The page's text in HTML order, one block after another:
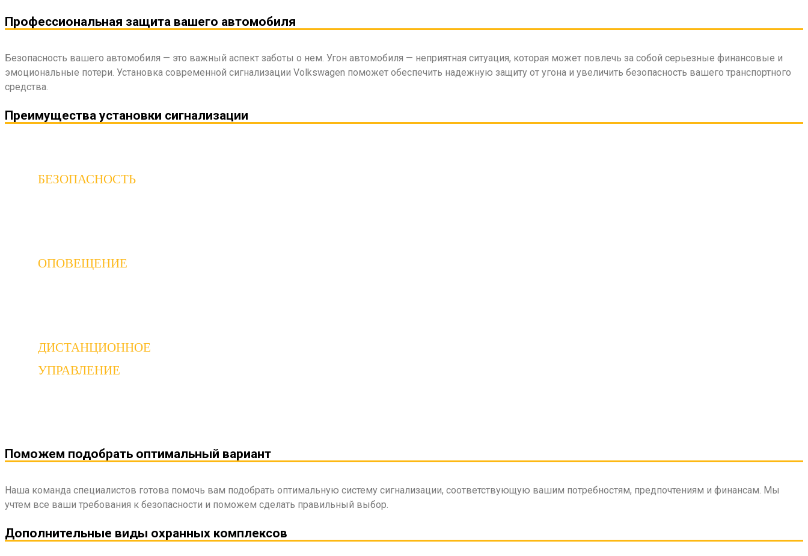
Профессиональная защита вашего автомобиля
Безопасность вашего автомобиля — это важный аспект заботы о нем. Угон автомобиля — неприятная ситуация, которая может повлечь за собой серьезные финансовые и
эмоциональные потери. Установка современной сигнализации Volkswagen поможет обеспечить надежную защиту от угона и увеличить безопасность вашего транспортного
средства.
Преимущества установки сигнализации
БЕЗОПАСНОСТЬ
ОПОВЕЩЕНИЕ
ДИСТАНЦИОННОЕ
УПРАВЛЕНИЕ
Поможем подобрать оптимальный вариант
Наша команда специалистов готова помочь вам подобрать оптимальную систему сигнализации, соответствующую вашим потребностям, предпочтениям и финансам. Мы
учтем все ваши требования к безопасности и поможем сделать правильный выбор.
Дополнительные виды охранных комплексов